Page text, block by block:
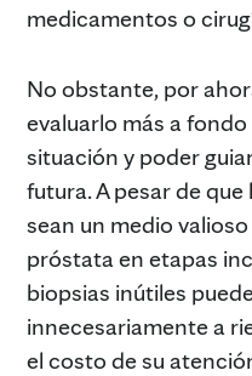
medicamentos o
No obstante, por
evaluarlo más a
situación y poder
futura. A pesar de
sean un medio
próstata en etapas
biopsias inútiles
innecesariamente a
el costo de su